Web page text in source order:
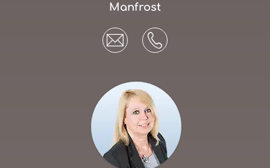
Manfrost